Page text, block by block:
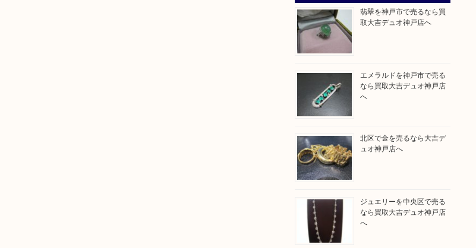
翡翠を神戸市で売るなら買
取大吉デュオ神戸店へ
エメラルドを神戸市で売る
なら買取大吉デュオ神戸店
へ
北区で金を売るなら大吉デ
ュオ神戸店へ
ジュエリーを中央区で売る
なら買取大吉デュオ神戸店
へ